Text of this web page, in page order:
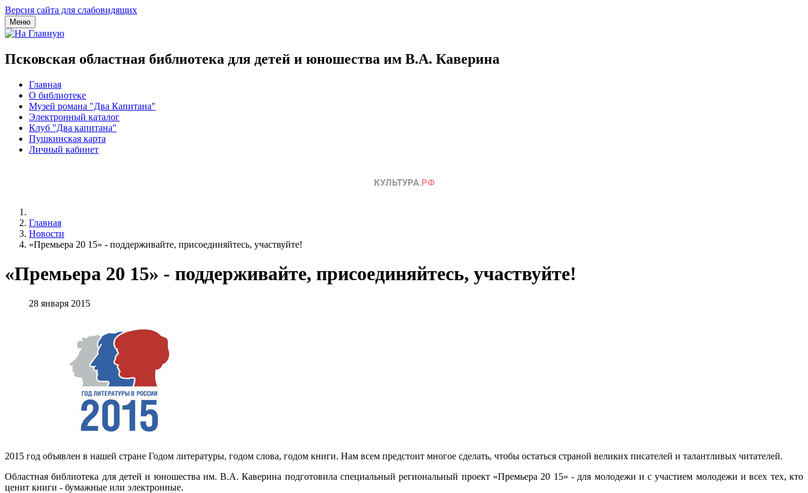
Версия сайта для слабовидящих
Меню
Псковская областная библиотека для детей и юношества им В.А. Каверина
Главная
О библиотеке
Музей романа "Два Капитана"
Электронный каталог
Клуб "Два капитана"
Пушкинская карта
Личный кабинет
Главная
Новости
«Премьера 20 15» - поддерживайте, присоединяйтесь, участвуйте!
«Премьера 20 15» - поддерживайте, присоединяйтесь, участвуйте!
28 января 2015
2015 год объявлен в нашей стране Годом литературы, годом слова, годом книги. Нам всем предстоит многое сделать, чтобы остаться страной великих писателей и талантливых читателей.
Областная библиотека для детей и юношества им. В.А. Каверина подготовила специальный региональный проект «Премьера 20 15» - для молодежи и с участием молодежи и всех тех, кто
ценит книги - бумажные или электронные.